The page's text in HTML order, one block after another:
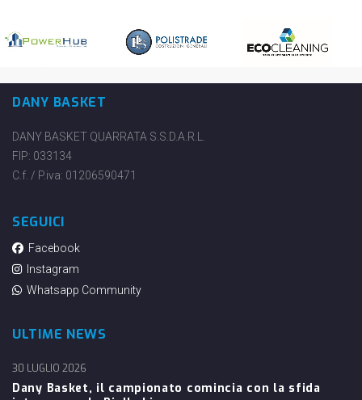
DANY BASKET
DANY BASKET QUARRATA S.S.D.A.R.L.
FIP: 033134
C.f. / P.iva: 01206590471
SEGUICI
Facebook
Instagram
Whatsapp Community
ULTIME NEWS
Dany Basket, il campionato comincia con la sfida
30 LUGLIO 2026